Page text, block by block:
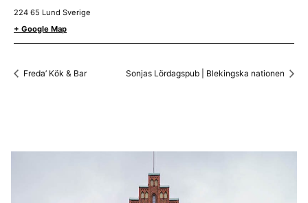
224 65 Lund Sverige
+ Google Map
Freda’ Kök & Bar Sonjas Lördagspub | Blekingska nationen